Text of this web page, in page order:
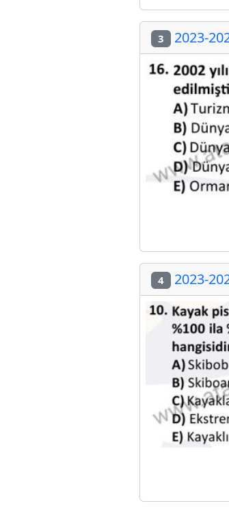
3 2023-
4 2023-